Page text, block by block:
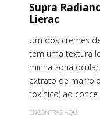
Supra
Lierac
Um dos cremes
tem uma textura
minha zona
extrato de
toxínico) ao
ENCONTRAS AQUI